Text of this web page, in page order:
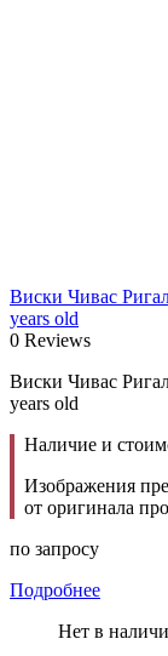
Виски Чивас
years old
0 Reviews
Виски Чивас
years old
Наличие и
Изображения
от оригинала
по запросу
Подробнее
Нет в